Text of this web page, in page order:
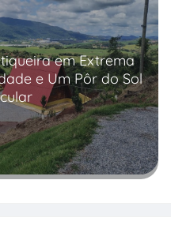
em Extrema
e Um Pôr do Sol